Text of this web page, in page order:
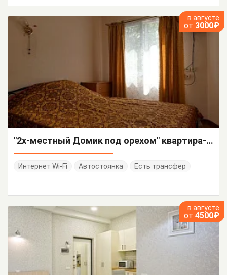
в августе
от 3000₽
"2х-местный Домик под орехом" квартира-студия
Интернет Wi-Fi Автостоянка Есть трансфер
в августе
от 4500₽